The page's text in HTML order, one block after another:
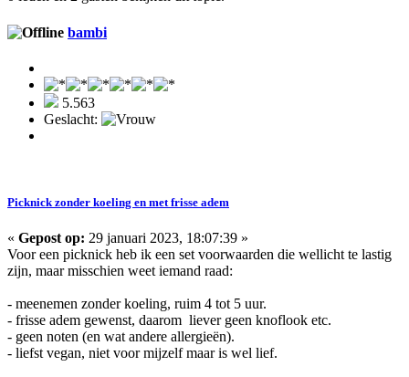
bambi
5.563
Geslacht:
Picknick zonder koeling en met frisse adem
« Gepost op: 29 januari 2023, 18:07:39 »
Voor een picknick heb ik een set voorwaarden die wellicht te lastig
zijn, maar misschien weet iemand raad:
- meenemen zonder koeling, ruim 4 tot 5 uur.
- frisse adem gewenst, daarom liever geen knoflook etc.
- geen noten (en wat andere allergieën).
- liefst vegan, niet voor mijzelf maar is wel lief.